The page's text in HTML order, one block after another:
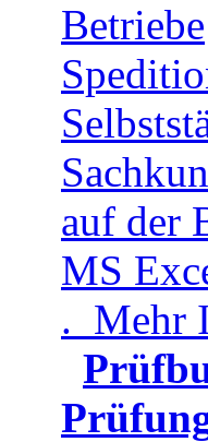
Betriebe
auf der
MS
. Mehr